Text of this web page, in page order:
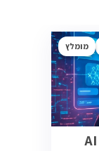
מומלץ